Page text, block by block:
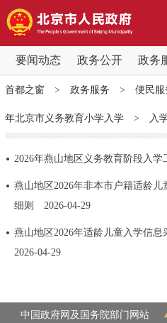
要闻动态 政务公开 政务
要闻动态
党中央精神 国务院
北京要闻 会议
各区热点
政务公开
市领导
首都之窗> 政务服务 > 便民服
年北京市义务教育小学入学> 入
2026年燕山地区义务教育阶段入学
燕山地区2026年非本市户籍适龄
细则
2026-04-29
燕山地区2026年适龄儿童入学信
2026-04-29
中国政府网及国务院部门网站